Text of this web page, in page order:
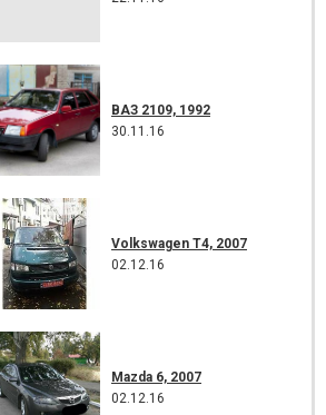
ВАЗ 2109, 1992
30.11.16
Volkswagen T4, 2007
02.12.16
Mazda 6, 2007
02.12.16